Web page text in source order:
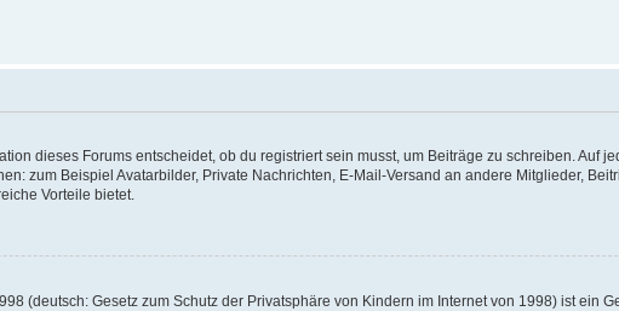
dieses Forums entscheidet, ob du registriert sein musst, um Beiträge zu schreiben. Auf
zum Beispiel Avatarbilder, Private Nachrichten, E-Mail-Versand an andere Mitglieder,
Vorteile bietet.
(deutsch: Gesetz zum Schutz der Privatsphäre von Kindern im Internet von 1998) ist ein